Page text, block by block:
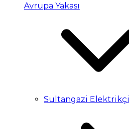
Avrupa Yakası
Sultangazi Elektrikçi